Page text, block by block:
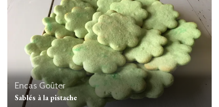
Encas Goûter
Sablés à la pistache